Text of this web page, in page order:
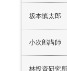
坂本慎太郎
小次郎講師
林投資研究所